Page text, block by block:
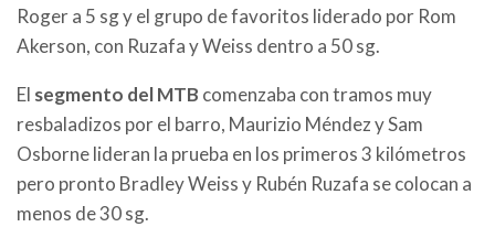
Roger a 5 sg y el grupo de favoritos liderado por Rom
Akerson, con Ruzafa y Weiss dentro a 50 sg.
El segmento del MTB comenzaba con tramos muy
resbaladizos por el barro, Maurizio Méndez y Sam
Osborne lideran la prueba en los primeros 3 kilómetros
pero pronto Bradley Weiss y Rubén Ruzafa se colocan a
menos de 30 sg.